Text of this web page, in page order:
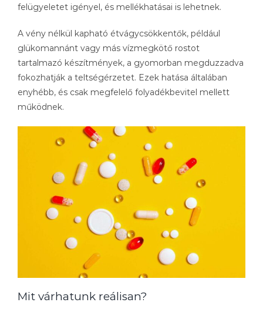
felügyeletet igényel, és mellékhatásai is lehetnek.
A vény nélkül kapható étvágycsökkentők, például
glükomannánt vagy más vízmegkötő rostot
tartalmazó készítmények, a gyomorban megduzzadva
fokozhatják a teltségérzetet. Ezek hatása általában
enyhébb, és csak megfelelő folyadékbevitel mellett
működnek.
Mit várhatunk reálisan?